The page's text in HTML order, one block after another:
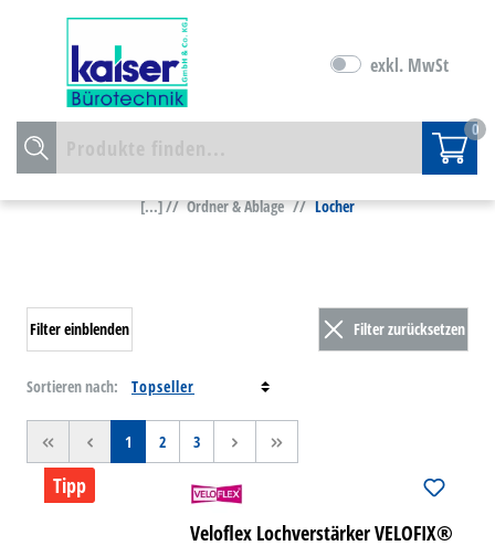
exkl. MwSt
0
[...] //Ordner & Ablage // Locher
Filter einblenden Filter zurücksetzen
Sortieren nach:
<< < 1 2 3 > >>
Tipp
Veloflex Lochverstärker VELOFIX®